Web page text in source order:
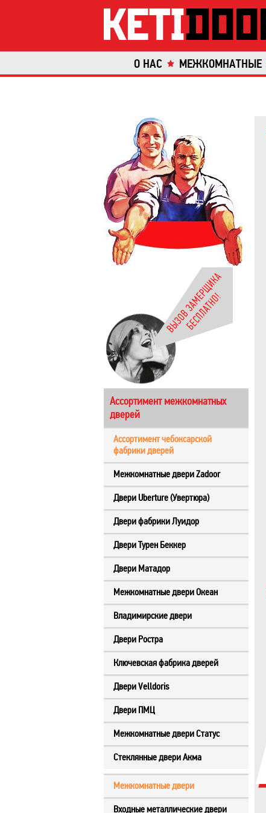
О НАС МЕЖКОМНАТНЫЕ
Ассортимент межкомнатных
дверей
Ассортимент чебоксарской
фабрики дверей
Межкомнатные двери Zadoor
Двери Uberture (Увертюра)
Двери фабрики Луидор
Двери Турен Беккер
Двери Матадор
Межкомнатные двери Океан
Владимирские двери
Двери Ростра
Ключевская фабрика дверей
Двери Velldoris
Двери ПМЦ
Межкомнатные двери Статус
Стеклянные двери Акма
Межкомнатные двери
Входные металлические двери